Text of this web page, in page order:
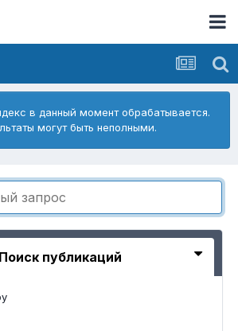
в данный момент обрабатывается.
могут быть неполными.
Поиск публикаций